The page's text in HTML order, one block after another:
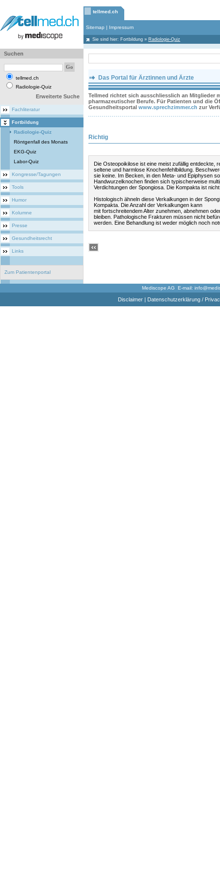
tellmed.ch
Sitemap | Impressum
Sie sind hier: Fortbildung » Radiologie-Quiz
Suchen
tellmed.ch
Radiologie-Quiz
Erweiterte Suche
Fachliteratur
Fortbildung
Radiologie-Quiz
Röntgenfall des Monats
EKG-Quiz
Labor-Quiz
Kongresse/Tagungen
Tools
Humor
Kolumne
Presse
Gesundheitsrecht
Links
Zum Patientenportal
Das Portal für Ärztinnen und Ärzte
Tellmed richtet sich ausschliesslich an Mitglieder
pharmazeutischer Berufe. Für Patienten und die
Gesundheitsportal www.sprechzimmer.ch zur
Richtig
Die Osteopoikilose ist eine meist zufällig entdeckte,
seltene und harmlose Knochenfehlbildung.
sie keine. Im Becken, in den Meta- und Epiphysen
Handwurzelknochen finden sich typischerweise
Verdichtungen der Spongiosa. Die Kompakta ist
Histologisch ähneln diese Verkalkungen in der
Kompakta. Die Anzahl der Verkalkungen kann
mit fortschreitendem Alter zunehmen, abnehmen
bleiben. Pathologische Frakturen müssen nicht
werden. Eine Behandlung ist weder möglich noch
Mediscope AG E-mail:
Disclaimer| Datenschutzerklärung /